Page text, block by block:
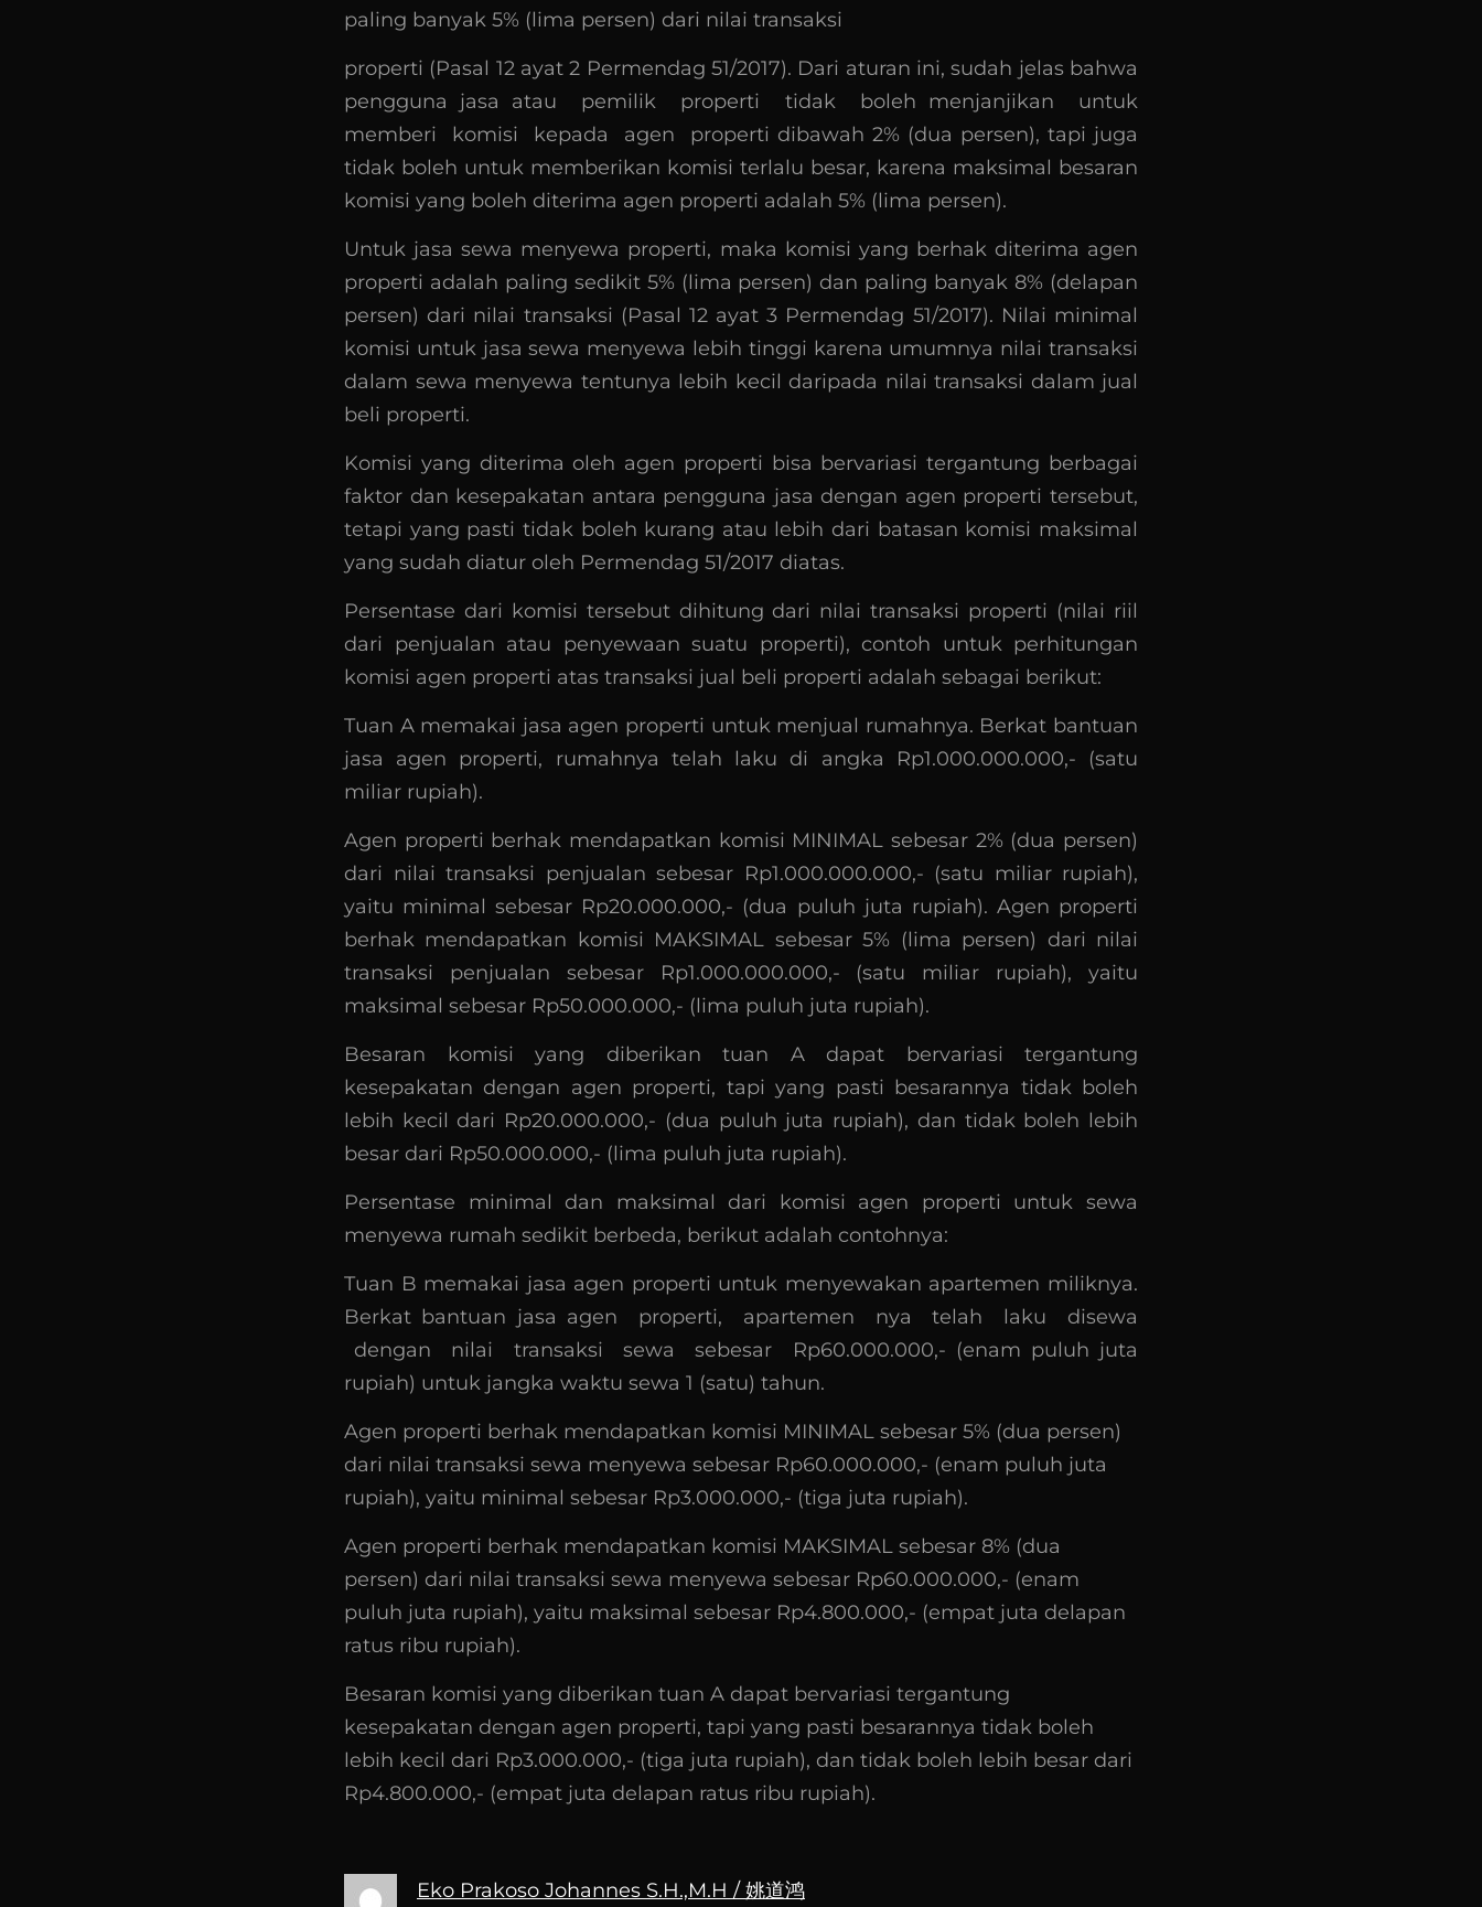
paling banyak 5% (lima persen) dari nilai transaksi
properti (Pasal 12 ayat 2 Permendag 51/2017). Dari aturan ini, sudah jelas bahwa
pengguna jasa atau pemilik properti tidak boleh menjanjikan untuk
memberi komisi kepada agen properti dibawah 2% (dua persen), tapi juga
tidak boleh untuk memberikan komisi terlalu besar, karena maksimal besaran
komisi yang boleh diterima agen properti adalah 5% (lima persen).
Untuk jasa sewa menyewa properti, maka komisi yang berhak diterima agen
properti adalah paling sedikit 5% (lima persen) dan paling banyak 8% (delapan
persen) dari nilai transaksi (Pasal 12 ayat 3 Permendag 51/2017). Nilai minimal
komisi untuk jasa sewa menyewa lebih tinggi karena umumnya nilai transaksi
dalam sewa menyewa tentunya lebih kecil daripada nilai transaksi dalam jual
beli properti.
Komisi yang diterima oleh agen properti bisa bervariasi tergantung berbagai
faktor dan kesepakatan antara pengguna jasa dengan agen properti tersebut,
tetapi yang pasti tidak boleh kurang atau lebih dari batasan komisi maksimal
yang sudah diatur oleh Permendag 51/2017 diatas.
Persentase dari komisi tersebut dihitung dari nilai transaksi properti (nilai riil
dari penjualan atau penyewaan suatu properti), contoh untuk perhitungan
komisi agen properti atas transaksi jual beli properti adalah sebagai berikut:
Tuan A memakai jasa agen properti untuk menjual rumahnya. Berkat bantuan
jasa agen properti, rumahnya telah laku di angka Rp1.000.000.000,- (satu
miliar rupiah).
Agen properti berhak mendapatkan komisi MINIMAL sebesar 2% (dua persen)
dari nilai transaksi penjualan sebesar Rp1.000.000.000,- (satu miliar rupiah),
yaitu minimal sebesar Rp20.000.000,- (dua puluh juta rupiah). Agen properti
berhak mendapatkan komisi MAKSIMAL sebesar 5% (lima persen) dari nilai
transaksi penjualan sebesar Rp1.000.000.000,- (satu miliar rupiah), yaitu
maksimal sebesar Rp50.000.000,- (lima puluh juta rupiah).
Besaran komisi yang diberikan tuan A dapat bervariasi tergantung
kesepakatan dengan agen properti, tapi yang pasti besarannya tidak boleh
lebih kecil dari Rp20.000.000,- (dua puluh juta rupiah), dan tidak boleh lebih
besar dari Rp50.000.000,- (lima puluh juta rupiah).
Persentase minimal dan maksimal dari komisi agen properti untuk sewa
menyewa rumah sedikit berbeda, berikut adalah contohnya:
Tuan B memakai jasa agen properti untuk menyewakan apartemen miliknya.
Berkat bantuan jasa agen properti, apartemen nya telah laku disewa
dengan nilai transaksi sewa sebesar Rp60.000.000,- (enam puluh juta
rupiah) untuk jangka waktu sewa 1 (satu) tahun.
Agen properti berhak mendapatkan komisi MINIMAL sebesar 5% (dua persen)
dari nilai transaksi sewa menyewa sebesar Rp60.000.000,- (enam puluh juta
rupiah), yaitu minimal sebesar Rp3.000.000,- (tiga juta rupiah).
Agen properti berhak mendapatkan komisi MAKSIMAL sebesar 8% (dua
persen) dari nilai transaksi sewa menyewa sebesar Rp60.000.000,- (enam
puluh juta rupiah), yaitu maksimal sebesar Rp4.800.000,- (empat juta delapan
ratus ribu rupiah).
Besaran komisi yang diberikan tuan A dapat bervariasi tergantung
kesepakatan dengan agen properti, tapi yang pasti besarannya tidak boleh
lebih kecil dari Rp3.000.000,- (tiga juta rupiah), dan tidak boleh lebih besar dari
Rp4.800.000,- (empat juta delapan ratus ribu rupiah).
Eko Prakoso Johannes S.H.,M.H / 姚道鸿